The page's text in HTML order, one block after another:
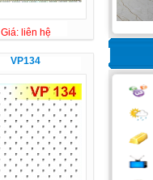
Giá: liên hệ
VP134